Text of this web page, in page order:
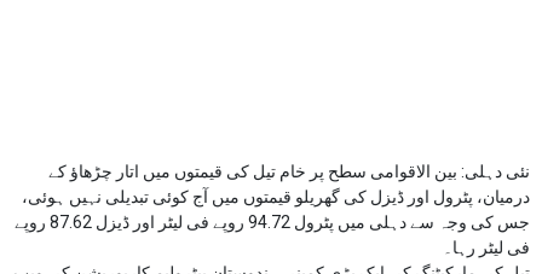
نئی دہلی: بین الاقوامی سطح پر خام تیل کی قیمتوں میں اتار چڑھاؤ کے
درمیان، پٹرول اور ڈیزل کی گھریلو قیمتوں میں آج کوئی تبدیلی نہیں ہوئی،
جس کی وجہ سے دہلی میں پٹرول 94.72 روپے فی لیٹر اور ڈیزل 87.62 روپے
فی لیٹر رہا۔